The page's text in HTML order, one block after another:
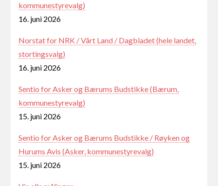
kommunestyrevalg)
16. juni 2026
Norstat for NRK / Vårt Land / Dagbladet (hele landet,
stortingsvalg)
16. juni 2026
Sentio for Asker og Bærums Budstikke (Bærum,
kommunestyrevalg)
15. juni 2026
Sentio for Asker og Bærums Budstikke / Røyken og
Hurums Avis (Asker, kommunestyrevalg)
15. juni 2026